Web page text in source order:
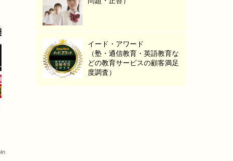
イード・アワード
（塾・通信教育・英語教育な
どの教育サービスの顧客満足
度調査）